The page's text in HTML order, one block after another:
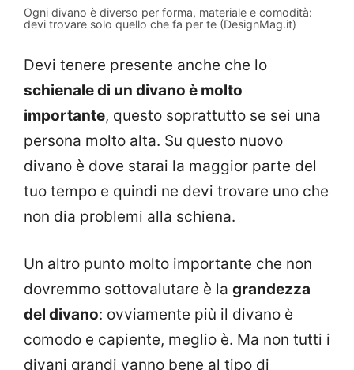
Ogni divano è diverso per forma, materiale e comodità:
devi trovare solo quello che fa per te (DesignMag.it)
Devi tenere presente anche che lo
schienale di un divano è molto
importante, questo soprattutto se sei una
persona molto alta. Su questo nuovo
divano è dove starai la maggior parte del
tuo tempo e quindi ne devi trovare uno che
non dia problemi alla schiena.
Un altro punto molto importante che non
dovremmo sottovalutare è la grandezza
del divano: ovviamente più il divano è
comodo e capiente, meglio è. Ma non tutti i
divani grandi vanno bene al tipo di